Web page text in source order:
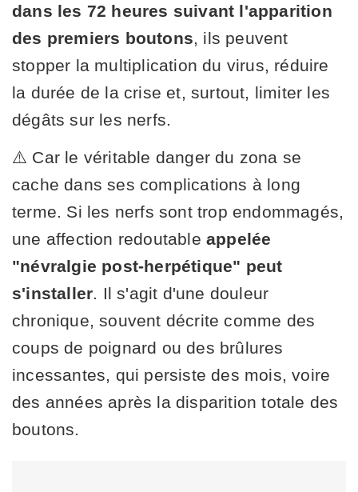
dans les 72 heures suivant l'apparition
des premiers boutons, ils peuvent
stopper la multiplication du virus, réduire
la durée de la crise et, surtout, limiter les
dégâts sur les nerfs.
⚠️ Car le véritable danger du zona se
cache dans ses complications à long
terme. Si les nerfs sont trop endommagés,
une affection redoutable appelée
"névralgie post-herpétique" peut
s'installer. Il s'agit d'une douleur
chronique, souvent décrite comme des
coups de poignard ou des brûlures
incessantes, qui persiste des mois, voire
des années après la disparition totale des
boutons.